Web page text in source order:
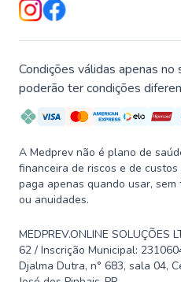
Condições válidas apenas
poderão ter condições
A Medprev não é plano de
financeira de riscos e de
paga apenas quando usar,
ou anuidades.
MEDPREV.ONLINE SOLUÇÕES
62 / Inscrição Municipal:
Djalma Dutra, n° 683, sala 04,